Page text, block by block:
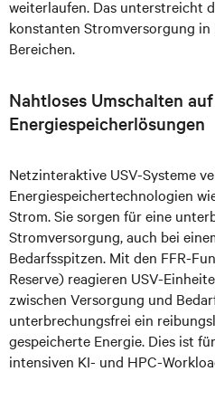
weiterlaufen. Das unterstreicht
konstanten Stromversorgung
Bereichen.
Nahtloses Umschalten auf
Energiespeicherlösungen
Netzinteraktive USV-Systeme
Energiespeichertechnologien
Strom. Sie sorgen für eine
Stromversorgung, auch bei
Bedarfsspitzen. Mit den FFR-
Reserve) reagieren USV-
zwischen Versorgung und
unterbrechungsfrei ein
gespeicherte Energie. Dies ist
intensiven KI- und HPC-